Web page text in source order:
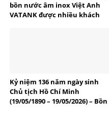
bồn nước âm inox Việt Anh
VATANK được nhiều khách
Kỷ niệm 136 năm ngày sinh
Chủ tịch Hồ Chí Minh
(19/05/1890 – 19/05/2026) – Bồn